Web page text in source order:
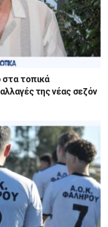
στα τοπικά
της νέας σεζόν